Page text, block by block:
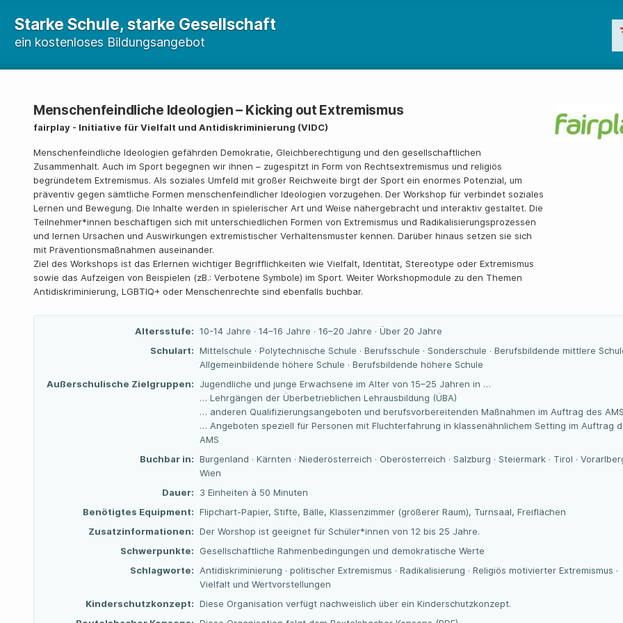
Starke Schule, starke Gesellschaft
ein kostenloses Bildungsangebot
Menschenfeindliche Ideologien – Kicking out Extremismus
fairplay - Initiative für Vielfalt und Antidiskriminierung (VIDC)
Menschenfeindliche Ideologien gefährden Demokratie, Gleichberechtigung und den gesellschaftlichen
Zusammenhalt. Auch im Sport begegnen wir ihnen – zugespitzt in Form von Rechtsextremismus und religiös
begründetem Extremismus. Als soziales Umfeld mit großer Reichweite birgt der Sport ein enormes Potenzial, um
präventiv gegen sämtliche Formen menschenfeindlicher Ideologien vorzugehen. Der Workshop für verbindet soziales
Lernen und Bewegung. Die Inhalte werden in spielerischer Art und Weise nähergebracht und interaktiv gestaltet. Die
Teilnehmer*innen beschäftigen sich mit unterschiedlichen Formen von Extremismus und Radikalisierungsprozessen
und lernen Ursachen und Auswirkungen extremistischer Verhaltensmuster kennen. Darüber hinaus setzen sie sich
mit Präventionsmaßnahmen auseinander.
Ziel des Workshops ist das Erlernen wichtiger Begrifflichkeiten wie Vielfalt, Identität, Stereotype oder Extremismus
sowie das Aufzeigen von Beispielen (zB.: Verbotene Symbole) im Sport. Weiter Workshopmodule zu den Themen
Antidiskriminierung, LGBTIQ+ oder Menschenrechte sind ebenfalls buchbar.
Altersstufe: 10-14 Jahre · 14–16 Jahre · 16–20 Jahre · Über 20 Jahre
Schulart: Mittelschule · Polytechnische Schule · Berufsschule · Sonderschule · Berufsbildende mittlere
Allgemeinbildende höhere Schule · Berufsbildende höhere Schule
Außerschulische Zielgruppen:
Jugendliche und junge Erwachsene im Alter von 15–25 Jahren in …
… Lehrgängen der Überbetrieblichen Lehrausbildung (ÜBA)
… anderen Qualifizierungsangeboten und berufsvorbereitenden Maßnahmen im Auftrag des AMS
… Angeboten speziell für Personen mit Fluchterfahrung in klassenähnlichem Setting im Auftrag
AMS
Buchbar in: Burgenland · Kärnten · Niederösterreich · Oberösterreich · Salzburg · Steiermark · Tirol ·
Wien
Dauer:
3 Einheiten à 50 Minuten
Benötigtes Equipment: Flipchart-Papier, Stifte, Bälle, Klassenzimmer (größerer Raum), Turnsaal, Freiflächen
Zusatzinformationen: Der Worshop ist geeignet für Schüler*innen von 12 bis 25 Jahre.
Schwerpunkte:
Gesellschaftliche Rahmenbedingungen und demokratische Werte
Schlagworte:
Antidiskriminierung · politischer Extremismus · Radikalisierung · Religiös motivierter Extremismus ·
Vielfalt und Wertvorstellungen
Kinderschutzkonzept: Diese Organisation verfügt nachweislich über ein Kinderschutzkonzept.